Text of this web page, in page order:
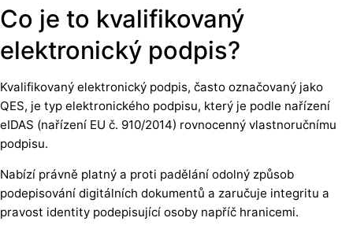
Co je to kvalifikovaný
elektronický podpis?
Kvalifikovaný elektronický podpis, často označovaný jako
QES, je typ elektronického podpisu, který je podle nařízení
eIDAS (nařízení EU č. 910/2014) rovnocenný vlastnoručnímu
podpisu.
Nabízí právně platný a proti padělání odolný způsob
podepisování digitálních dokumentů a zaručuje integritu a
pravost identity podepisující osoby napříč hranicemi.